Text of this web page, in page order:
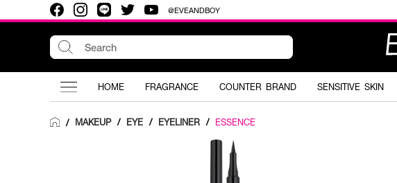
@EVEANDBOY
HOME FRAGRANCE COUNTER BRAND SENSITIVE SKIN
/ MAKEUP / EYE / EYELINER / ESSENCE